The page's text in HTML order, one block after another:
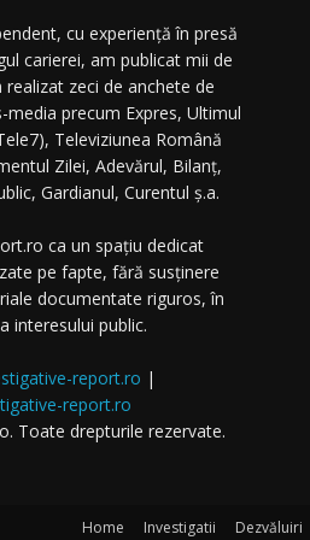
cu experiență în presă
carierei, am publicat mii de
zeci de anchete de
precum Expres, Ultimul
Televiziunea Română
Zilei, Adevărul, Bilanț,
Gardianul, Curentul ș.a.
ca un spațiu dedicat
pe fapte, fără susținere
documentate riguros, în
interesului public.
report.ro |
report.ro
Toate drepturile rezervate.
Home Investigatii Dezvăluiri